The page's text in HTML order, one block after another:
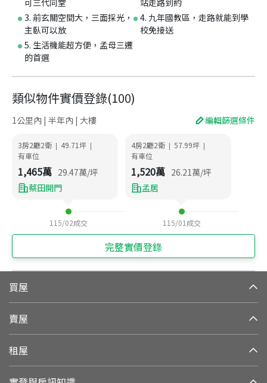
可三代同堂
站走路到約
3. 前玄關空間大，三面採光，
主臥可以放
4. 九年國教區，走路就能到學
校免接送
5. 生活機能超方便，孟母三遷
的首選
類似物件實價登錄(100)
1公里內 | 半年內 | 大樓 編輯篩選條件
3房2廳2衛 | 49.71坪 |
有車位
1,465萬 29.47萬/坪
蔡田開門
115/02成交
4房2廳2衛 | 57.99坪 |
有車位
1,520萬 26.21萬/坪
孟居
115/01 成交
完整實價登錄
買屋
賣屋
租屋